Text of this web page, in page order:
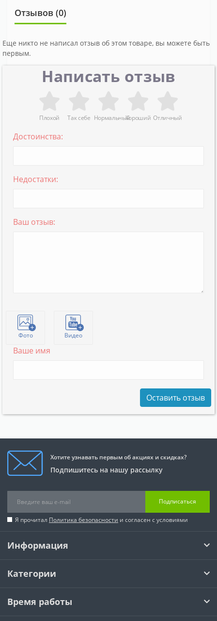
Отзывов (0)
Еще никто не написал отзыв об этом товаре, вы можете быть
первым.
Написать отзыв
Плохой Так себе НормальныйХороший Отличный
Достоинства:
Недостатки:
Ваш отзыв:
Фото Видео
Ваше имя
Оставить отзыв
Хотите узнавать первым об акциях и скидках?
Подпишитесь на нашу рассылку
Подписаться
Я прочитал Политика безопасности и согласен с условиями
Информация
Категории
Время работы